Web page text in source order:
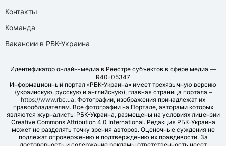
Контакты
Команда
Вакансии в РБК-Украина
Идентификатор онлайн-медиа в Реестре субъектов в сфере медиа —
R40-05347
Информационный портал «РБК-Украина» имеет трехязычную версию
(украинскую, русскую и английскую), главная страница портала –
https://www.rbc.ua. Фотографии, изображения принадлежат их
правообладателям. Все фотографии на Портале, авторами которых
являются журналисты РБК-Украина, размещены на условиях лицензии
Creative Commons Attribution 4.0 International. Редакция РБК-Украина
может не разделять точку зрения авторов. Оценочные суждения не
подлежат опровержению и подтверждению их правдивости. За